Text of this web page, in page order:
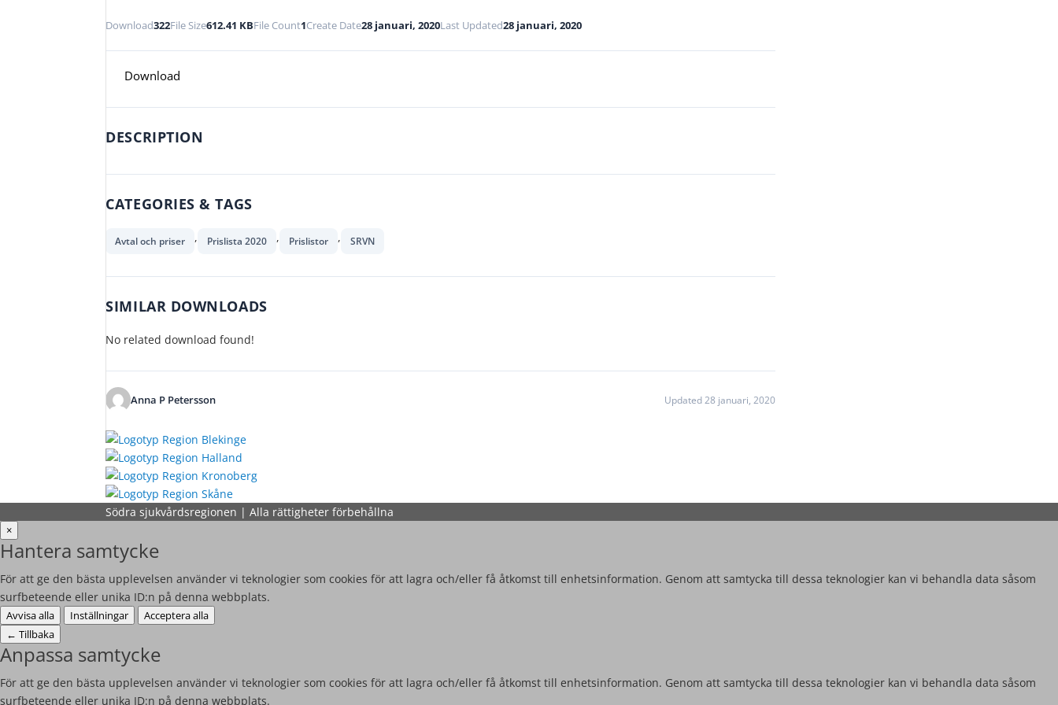
Download322File Size612.41 KBFile Count1Create Date28 januari, 2020Last Updated28 januari, 2020
Download
DESCRIPTION
CATEGORIES & TAGS
Avtal och priser , Prislista 2020 , Prislistor , SRVN
SIMILAR DOWNLOADS
No related download found!
Anna P Petersson Updated 28 januari, 2020
Södra sjukvårdsregionen | Alla rättigheter förbehållna
×
Hantera samtycke
För att ge den bästa upplevelsen använder vi teknologier som cookies för att lagra och/eller få åtkomst till enhetsinformation. Genom att samtycka till dessa teknologier kan vi behandla data såsom
surfbeteende eller unika ID:n på denna webbplats.
Avvisa alla Inställningar
Acceptera alla
← Tillbaka
Anpassa samtycke
För att ge den bästa upplevelsen använder vi teknologier som cookies för att lagra och/eller få åtkomst till enhetsinformation. Genom att samtycka till dessa teknologier kan vi behandla data såsom
surfbeteende eller unika ID:n på denna webbplats.